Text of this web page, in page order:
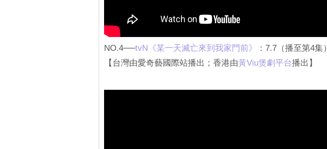
NO.4──tvN《某一天滅亡來到我家門前》
：7.7（播至第4集）
【台灣由愛奇藝國際站播出；香港由黃Viu煲劇平台播出】